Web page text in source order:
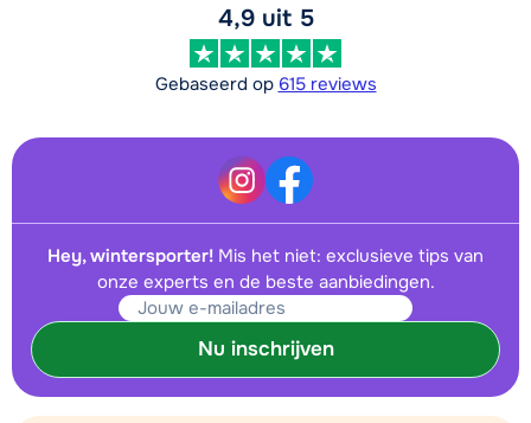
4,9 uit 5
Gebaseerd op 615 reviews
Hey, wintersporter! Mis het niet: exclusieve tips van
onze experts en de beste aanbiedingen.
Nu inschrijven